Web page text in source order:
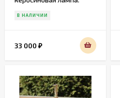
В НАЛИЧИИ
33 000 ₽